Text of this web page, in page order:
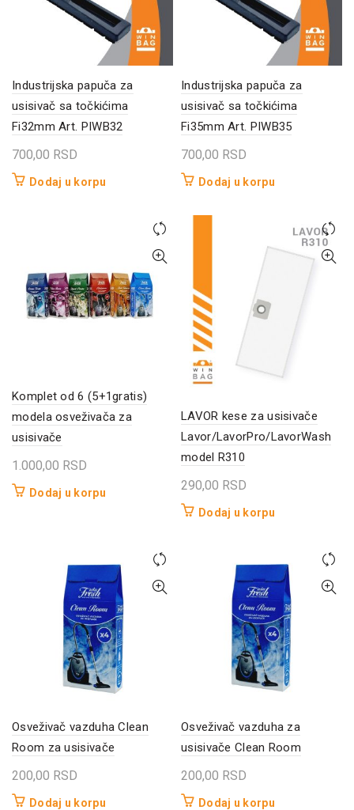
Industrijska papuča za
usisivač sa točkićima
Fi32mm Art. PIWB32
700,00 RSD
Dodaj u korpu
Industrijska papuča za
usisivač sa točkićima
Fi35mm Art. PIWB35
700,00 RSD
Dodaj u korpu
Komplet od 6 (5+1gratis)
modela osveživača za
usisivače
1.000,00 RSD
Dodaj u korpu
LAVOR kese za usisivače
Lavor/LavorPro/LavorWash
model R310
290,00 RSD
Dodaj u korpu
Osveživač vazduha Clean
Room za usisivače
200,00 RSD
Dodaj u korpu
Osveživač vazduha za
usisivače Clean Room
200,00 RSD
Dodaj u korpu